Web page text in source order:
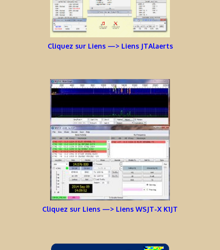
Cliquez sur Liens —> Liens JTAlaerts
Cliquez sur Liens —> Liens WSJT-X K1JT